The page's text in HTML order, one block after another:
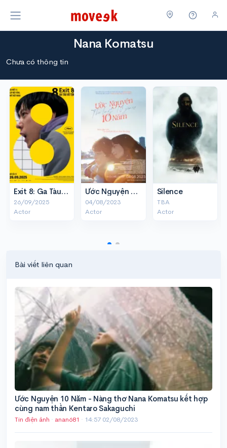
Nana Komatsu
Chưa có thông tin
Exit 8: Ga Tàu Vô Tận
26/09/2025
Actor
Ước Nguyện 10 năm
04/08/2023
Actor
Silence
TBA
Actor
Bài viết liên quan
Ước Nguyện 10 Năm - Nàng thơ Nana Komatsu kết hợp
cùng nam thần Kentaro Sakaguchi
Tin điện ảnh · anan681 · 14:57 02/08/2023